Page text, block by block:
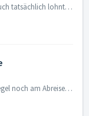
Damit sich eine Reisegepäckversicherung auch tatsächlich lohnt, sollte die Versicherungssumme dem Gesamtwert des Reisegepäcks entsprechen. Entscheidend ist ...
Die Reisegepäckversicherung kann in der Regel noch am Abreisetag abgeschlossen werden. Eine Ausnahme gilt nur bei Kombi-Tarifen, welche eine Reiserücktritts...